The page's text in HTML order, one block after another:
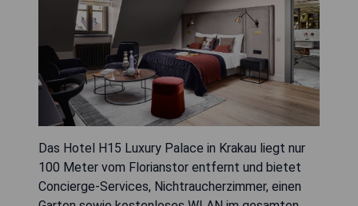
Das Hotel H15 Luxury Palace in Krakau liegt nur
100 Meter vom Florianstor entfernt und bietet
Concierge-Services, Nichtraucherzimmer, einen